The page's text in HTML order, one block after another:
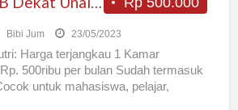
Bibi Jum 23/05/2023
Harga terjangkau 1 Kamar
500ribu per bulan Sudah termasuk
untuk mahasiswa, pelajar,